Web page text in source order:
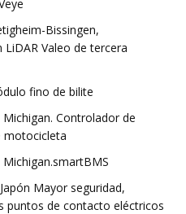
Bissingen,
Valeo de tercera
fino de bilite
Controlador de
motocicleta
Mayor seguridad,
puntos de contacto eléctricos